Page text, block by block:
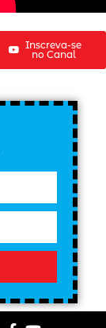
Inscreva-se
no Canal